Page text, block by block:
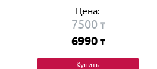
Цена:
7500₸
6990 ₸
Купить